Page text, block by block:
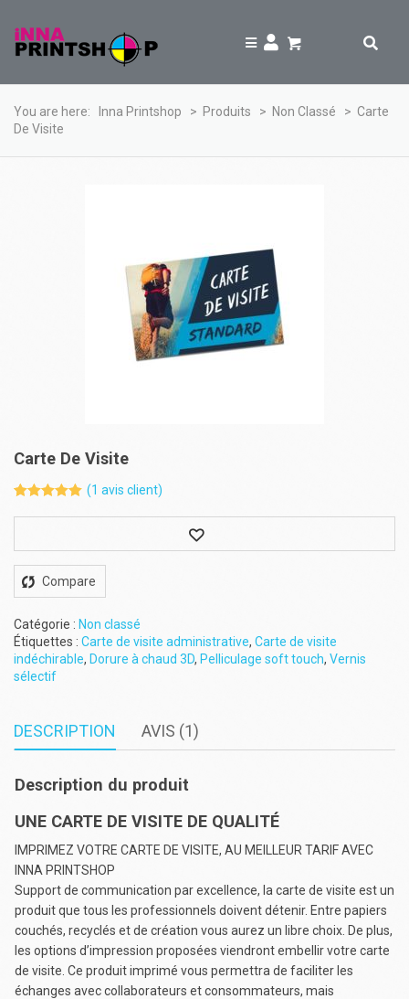
You are here: Inna Printshop > Produits > Non Classé > Carte
De Visite
Carte De Visite
notation
(1 avis client)
Compare
Catégorie : Non classé
Étiquettes : Carte de visite administrative, Carte de visite
indéchirable, Dorure à chaud 3D, Pelliculage soft touch, Vernis
sélectif
DESCRIPTION AVIS (1)
Description du produit
UNE CARTE DE VISITE DE QUALITÉ
IMPRIMEZ VOTRE CARTE DE VISITE, AU MEILLEUR TARIF AVEC
INNA PRINTSHOP
Support de communication par excellence, la carte de visite est un
produit que tous les professionnels doivent détenir. Entre papiers
couchés, recyclés et de création vous aurez un libre choix. De plus,
les options d’impression proposées viendront embellir votre carte
de visite. Ce produit imprimé vous permettra de faciliter les
échanges avec collaborateurs et consommateurs, mais